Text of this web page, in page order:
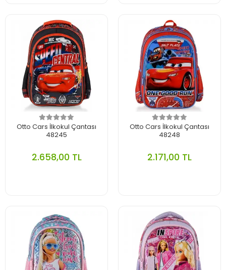
Otto Cars İlkokul Çantası
48245
2.658,00 TL
Otto Cars İlkokul Çantası
48248
2.171,00 TL